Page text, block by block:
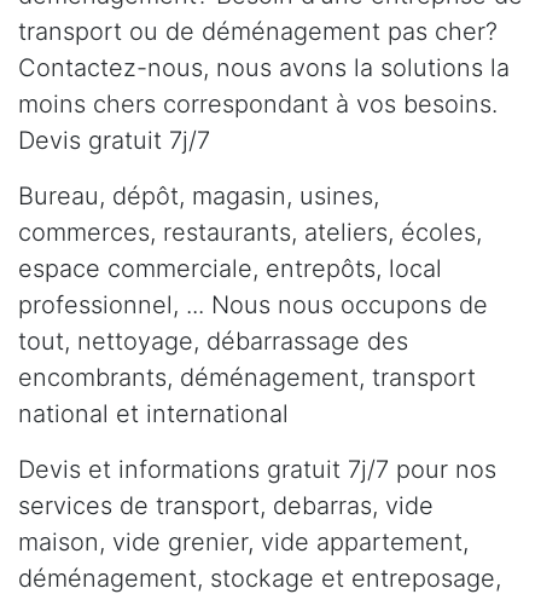
transport ou de déménagement pas cher?
Contactez-nous, nous avons la solutions la
moins chers correspondant à vos besoins.
Devis gratuit 7j/7
Bureau, dépôt, magasin, usines,
commerces, restaurants, ateliers, écoles,
espace commerciale, entrepôts, local
professionnel, ... Nous nous occupons de
tout, nettoyage, débarrassage des
encombrants, déménagement, transport
national et international
Devis et informations gratuit 7j/7 pour nos
services de transport, debarras, vide
maison, vide grenier, vide appartement,
déménagement, stockage et entreposage,